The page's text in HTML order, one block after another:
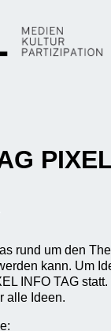
rund um den
kann. Um
INFO TAG statt.
alle Ideen.